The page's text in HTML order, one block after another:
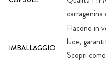
IMBALLAGGIO
Flacone in
luce,
Scopri